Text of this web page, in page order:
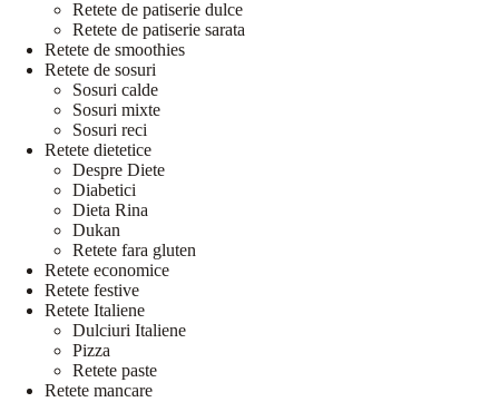
Retete de patiserie dulce
Retete de patiserie sarata
Retete de smoothies
Retete de sosuri
Sosuri calde
Sosuri mixte
Sosuri reci
Retete dietetice
Despre Diete
Diabetici
Dieta Rina
Dukan
Retete fara gluten
Retete economice
Retete festive
Retete Italiene
Dulciuri Italiene
Pizza
Retete paste
Retete mancare